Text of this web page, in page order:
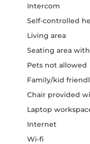
Intercom
Self-controlled
Living area
Seating area
Pets not allowed
Family/kid
Chair provided
Laptop
Internet
Wi-fi